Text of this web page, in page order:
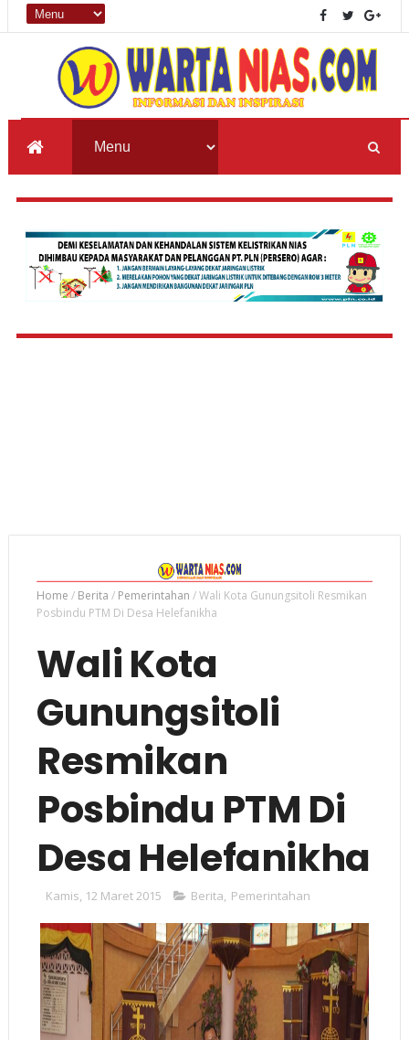
Home / Berita / Pemerintahan /Wali Kota Gunungsitoli Resmikan
Posbindu PTM Di Desa Helefanikha
Wali Kota
Gunungsitoli
Resmikan
Posbindu PTM Di
Desa Helefanikha
Kamis, 12 Maret 2015 Berita, Pemerintahan